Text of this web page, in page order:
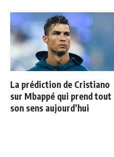
La prédiction de Cristiano
sur Mbappé qui prend tout
son sens aujourd’hui